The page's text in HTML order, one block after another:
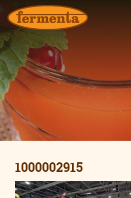
1000002915